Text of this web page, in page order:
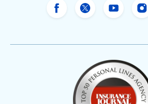
Facebook deX de Freeway